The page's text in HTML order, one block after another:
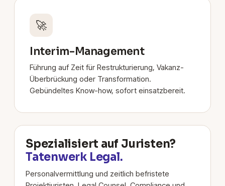
🚀
Interim-Management
Führung auf Zeit für Restrukturierung, Vakanz-
Überbrückung oder Transformation.
Gebündeltes Know-how, sofort einsatzbereit.
Spezialisiert auf Juristen?
Tatenwerk Legal.
Personalvermittlung und zeitlich befristete